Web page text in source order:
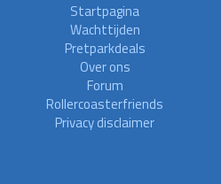
Startpagina
Wachttijden
Pretparkdeals
Over ons
Forum
Rollercoasterfriends
Privacy disclaimer